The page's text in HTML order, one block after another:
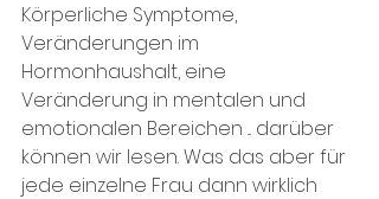
Körperliche Symptome,
Veränderungen im
Hormonhaushalt, eine
Veränderung in mentalen und
emotionalen Bereichen ... darüber
können wir lesen. Was das aber für
jede einzelne Frau dann wirklich